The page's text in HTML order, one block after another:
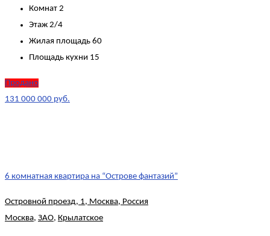
Комнат 2
Этаж 2/4
Жилая площадь 60
Площадь кухни 15
Продано
131 000 000 руб.
6 комнатная квартира на “Острове фантазий”
Островной проезд, 1, Москва, Россия
Москва, ЗАО, Крылатское